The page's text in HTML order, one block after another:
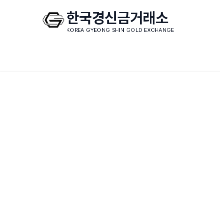
한국경신금거래소
KOREA GYEONG SHIN GOLD EXCHANGE